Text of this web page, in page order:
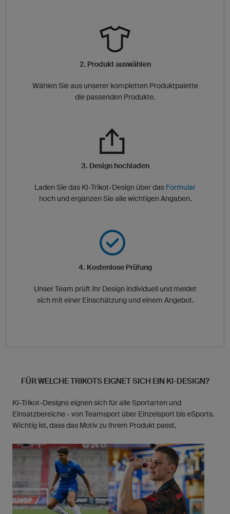
2. Produkt auswählen
Wählen Sie aus unserer kompletten Produktpalette
die passenden Produkte.
3. Design hochladen
Laden Sie das KI-Trikot-Design über das Formular
hoch und ergänzen Sie alle wichtigen Angaben.
4. Kostenlose Prüfung
Unser Team prüft Ihr Design individuell und meldet
sich mit einer Einschätzung und einem Angebot.
FÜR WELCHE TRIKOTS EIGNET SICH EIN KI-DESIGN?
KI-Trikot-Designs eignen sich für alle Sportarten und
Einsatzbereiche - von Teamsport über Einzelsport bis eSports.
Wichtig ist, dass das Motiv zu Ihrem Produkt passt.